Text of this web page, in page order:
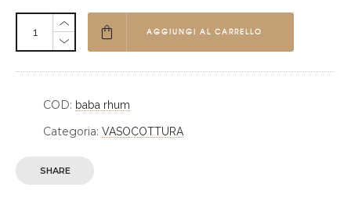
AGGIUNGI AL CARRELLO
COD: baba rhum
Categoria: VASOCOTTURA
SHARE